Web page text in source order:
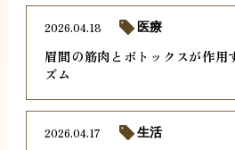
眉間の筋肉とボトックスが作用
ズム
2026.04.18 医療
2026.04.17 生活